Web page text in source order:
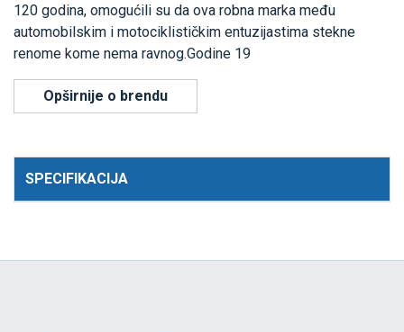
120 godina, omogućili su da ova robna marka među
automobilskim i motociklističkim entuzijastima stekne
renome kome nema ravnog.Godine 19
Opširnije o brendu
SPECIFIKACIJA